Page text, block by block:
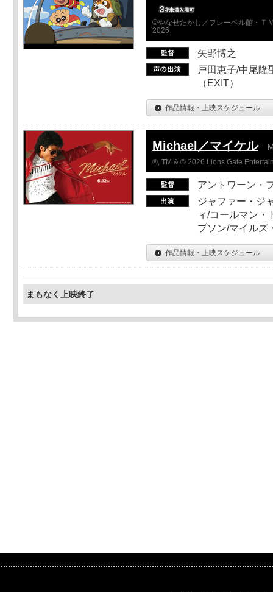
©やなせたかし／フレーベル館・Ｔ
2026
矢野博之
戸田恵子/中尾隆
（EXIT）
作品情報・上映スケジュール
Michael／マイケル
®, TM & © 2026 Lions Gate
アントワーン・
ジャファー・ジ
ィ/コールマン・
プソン/マイルズ
作品情報・上映スケジュール
まもなく上映終了